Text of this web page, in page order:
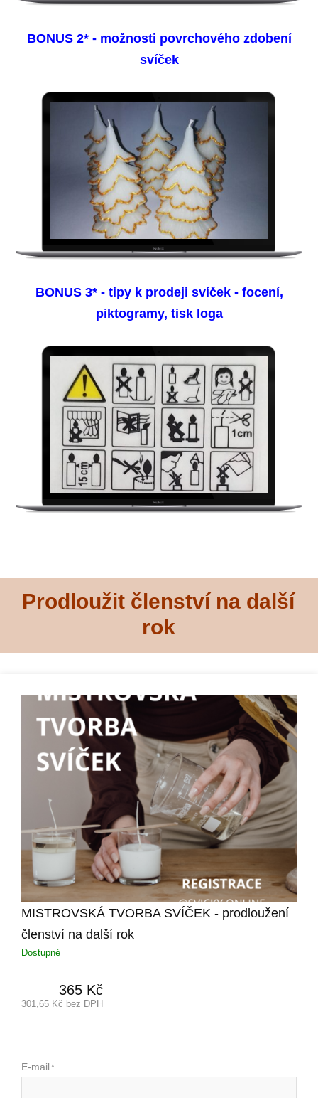
BONUS 2* - možnosti povrchového zdobení
svíček
BONUS 3* - tipy k prodeji svíček - focení,
piktogramy, tisk loga
Prodloužit členství na další
rok
MISTROVSKÁ TVORBA SVÍČEK - prodloužení
členství na další rok
Dostupné
365 Kč
301,65 Kč bez DPH
E-mail *